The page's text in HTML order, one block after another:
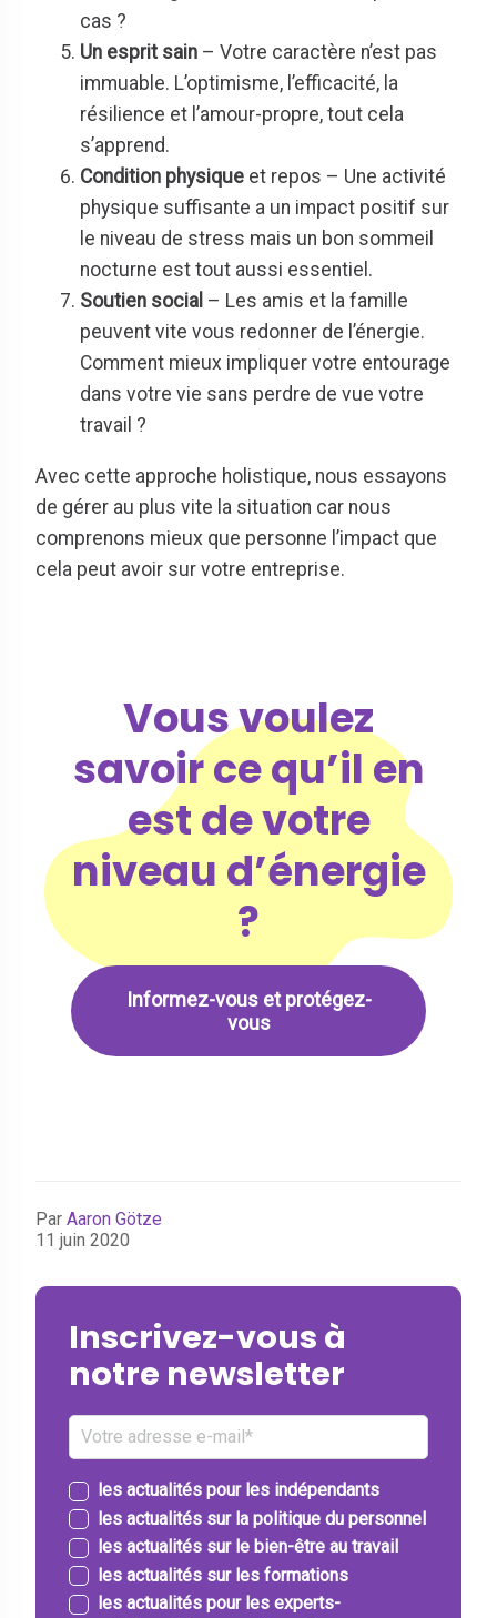
cas ?
Un esprit sain – Votre caractère n’est pas
immuable. L’optimisme, l’efficacité, la
résilience et l’amour-propre, tout cela
s’apprend.
Condition physique et repos – Une activité
physique suffisante a un impact positif sur
le niveau de stress mais un bon sommeil
nocturne est tout aussi essentiel.
Soutien social – Les amis et la famille
peuvent vite vous redonner de l’énergie.
Comment mieux impliquer votre entourage
dans votre vie sans perdre de vue votre
travail ?
Avec cette approche holistique, nous essayons
de gérer au plus vite la situation car nous
comprenons mieux que personne l’impact que
cela peut avoir sur votre entreprise.
Vous voulez
savoir ce qu’il en
est de votre
niveau d’énergie
?
Informez-vous et protégez-
vous
Par Aaron Götze
11 juin 2020
Inscrivez-vous à
notre newsletter
les actualités pour les indépendants
les actualités sur la politique du personnel
les actualités sur le bien-être au travail
les actualités sur les formations
les actualités pour les experts-